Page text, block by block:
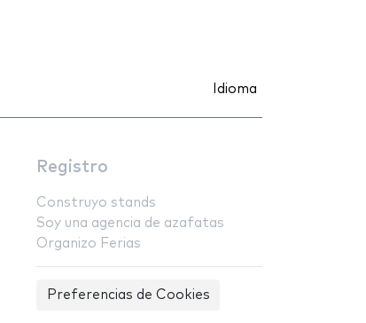
Idioma
Registro
Construyo stands
Soy una agencia de azafatas
Organizo Ferias
Preferencias de Cookies